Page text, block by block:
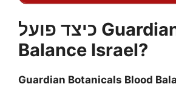
כיצד פועל Guardian Blood
Balance Israel?
Guardian Botanicals Blood